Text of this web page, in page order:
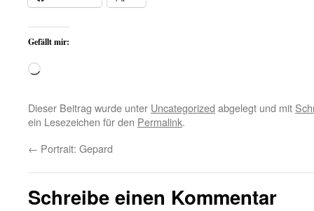
Gefällt mir:
Wird
Dieser Beitrag wurde unter Uncategorized abgelegt und mit
ein Lesezeichen für den Permalink.
← Portrait: Gepard
Schreibe einen Kommentar